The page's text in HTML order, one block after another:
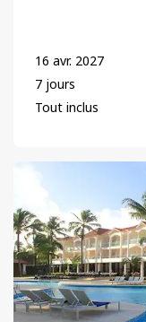
Prince George
Regina
Thunder Bay
Toronto
Vancouver
16 avr. 2027
7 jours
Tout inclus